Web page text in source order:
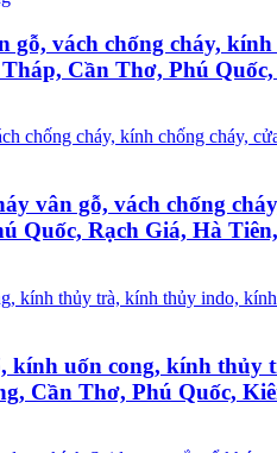
gỗ, vách chống cháy,
Cần Thơ, Phú
vân gỗ, vách chống
Quốc, Rạch Giá, Hà
kính uốn cong, kính
Cần Thơ, Phú Quốc,